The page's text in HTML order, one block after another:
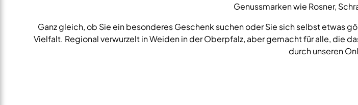
Genussmarken wie Rosner,
Ganz gleich, ob Sie ein besonderes Geschenk suchen oder Sie sich selbst etwas
Vielfalt. Regional verwurzelt in Weiden in der Oberpfalz, aber gemacht für alle, die
durch unseren